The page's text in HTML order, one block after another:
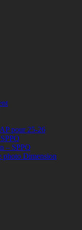
pour 25-26
– SPPQ
photo Dimension